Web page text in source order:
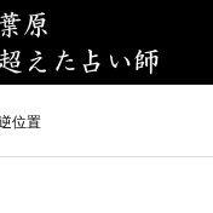
位置